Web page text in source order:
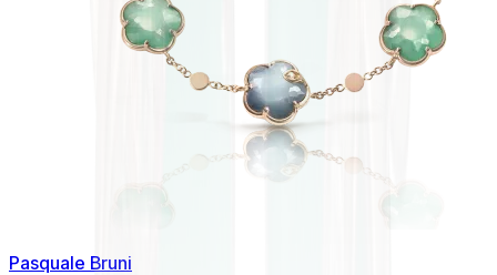
Pasquale Bruni